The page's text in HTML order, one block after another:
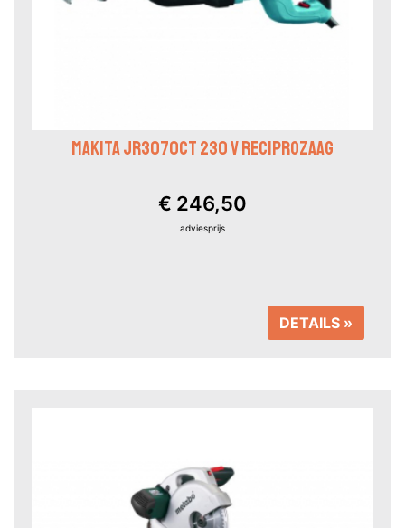
MAKITA JR3070CT 230 V RECIPROZAAG
€ 246,50
adviesprijs
DETAILS »